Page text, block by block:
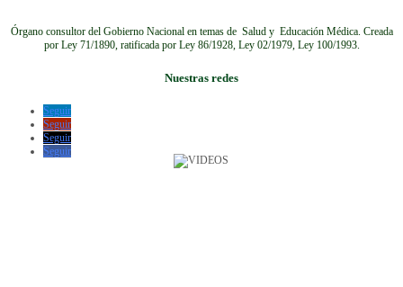
Órgano consultor del Gobierno Nacional en temas de Salud y Educación Médica. Creada
por Ley 71/1890, ratificada por Ley 86/1928, Ley 02/1979, Ley 100/1993.
Nuestras redes
Seguir
Seguir
Seguir
Seguir